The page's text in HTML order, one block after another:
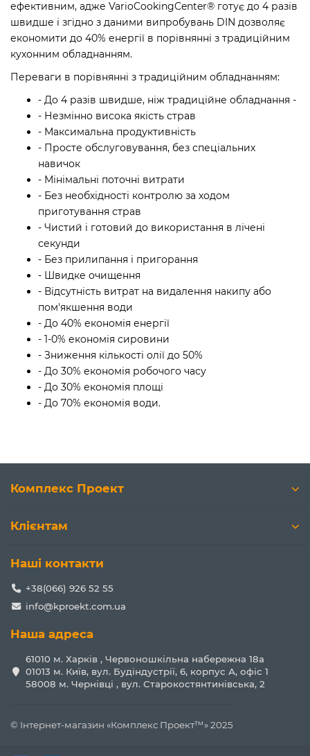
ефективним, адже VarioCookingCenter® готує до 4 разів
швидше і згідно з даними випробувань DIN дозволяє
економити до 40% енергії в порівнянні з традиційним
кухонним обладнанням.
Переваги в порівнянні з традиційним обладнанням:
- До 4 разів швидше, ніж традиційне обладнання -
- Незмінно висока якість страв
- Максимальна продуктивність
- Просте обслуговування, без спеціальних
навичок
- Мінімальні поточні витрати
- Без необхідності контролю за ходом
приготування страв
- Чистий і готовий до використання в лічені
секунди
- Без прилипання і пригорання
- Швидке очищення
- Відсутність витрат на видалення накипу або
пом'якшення води
- До 40% економія енергії
- 1-0% економія сировини
- Зниження кількості олії до 50%
- До 30% економія робочого часу
- До 30% економія площі
- До 70% економія води.
Комплекс Проект
Клієнтам
Наші контакти
+38(066) 926 52 55
info@kproekt.com.ua
Наша адреса
61010 м. Харків , Червоношкільна набережна 18а
01013 м. Київ, вул. Будіндустрії, 6, корпус А, офіс 1
58008 м. Чернівці , вул. Старокостянтинівська, 2
© Інтернет-магазин «Комплекс Проект™» 2025